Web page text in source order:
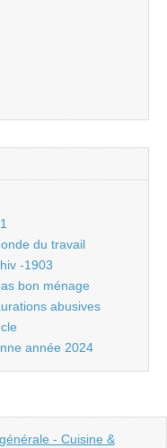
du travail
-1903
bon ménage
abusives
année 2024
- Cuisine &